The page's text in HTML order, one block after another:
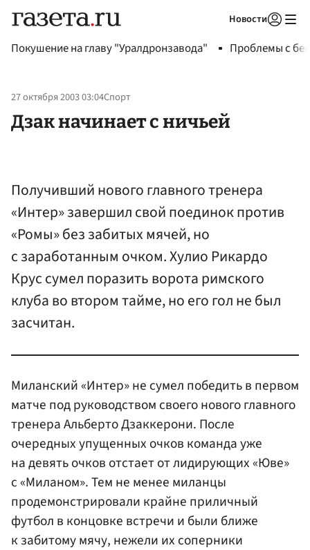
Новости
Покушение на главу "Уралдронзавода" Проблемы с
27 октября 2003 03:04Спорт
Дзак начинает с ничьей
Получивший нового главного тренера
«Интер» завершил свой поединок против
«Ромы» без забитых мячей, но
с заработанным очком. Хулио Рикардо
Крус сумел поразить ворота римского
клуба во втором тайме, но его гол не был
засчитан.
Миланский «Интер» не сумел победить в первом
матче под руководством своего нового главного
тренера Альберто Дзаккерони. После
очередных упущенных очков команда уже
на девять очков отстает от лидирующих «Юве»
с «Миланом». Тем не менее миланцы
продемонстрировали крайне приличный
футбол в концовке встречи и были ближе
к забитому мячу, нежели их соперники